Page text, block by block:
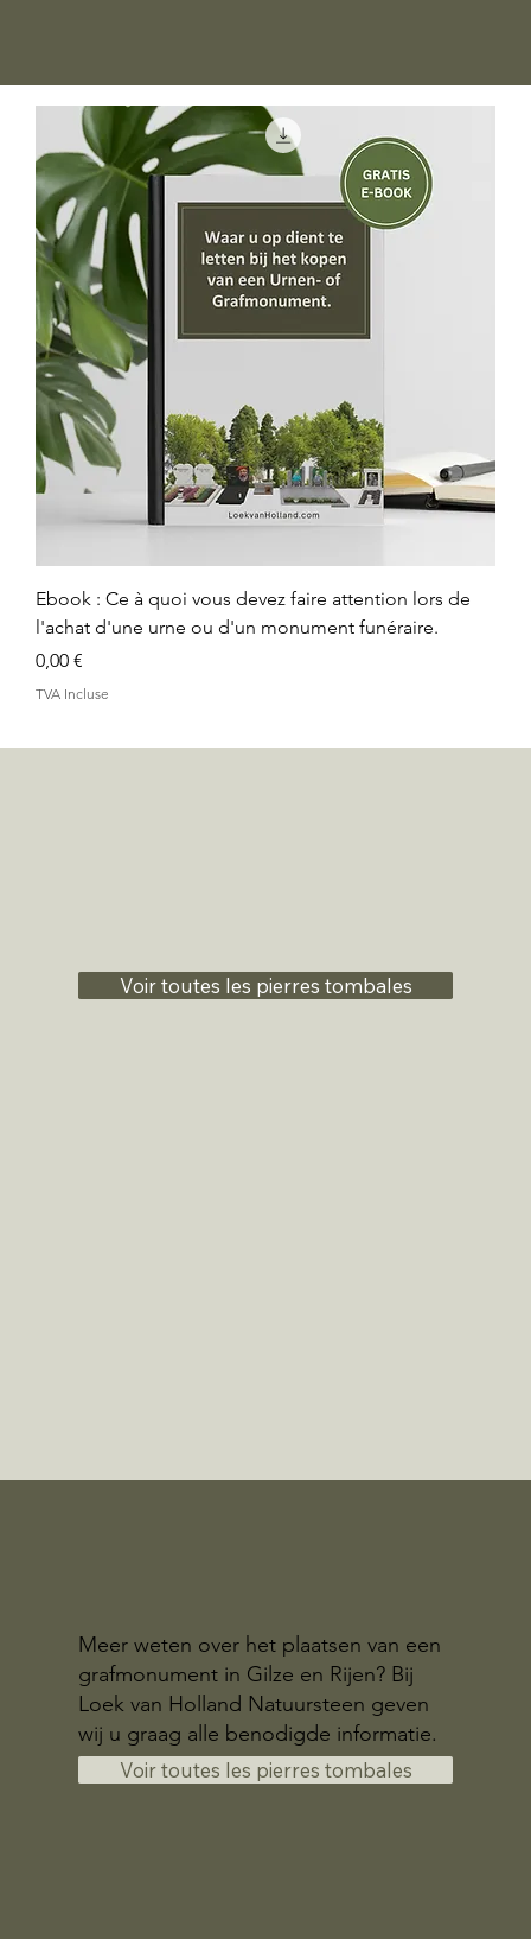
Ebook : Ce à quoi vous devez faire attention lors de
l'achat d'une urne ou d'un monument funéraire.
Prix
0,00 €
TVA Incluse
Voir toutes les pierres tombales
Meer weten over het plaatsen van een
grafmonument in Gilze en Rijen? Bij
Loek van Holland Natuursteen geven
wij u graag alle benodigde informatie.
Voir toutes les pierres tombales